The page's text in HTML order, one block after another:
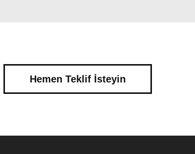
Hemen Teklif İsteyin